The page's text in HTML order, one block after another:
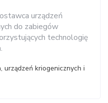
urządzeń
do zabiegów
technologię
urządzeń kriogenicznych i